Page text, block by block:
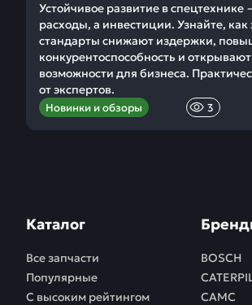
Устойчивое развитие в спецтехнике
расходы, а инвестиции. Узнайте, как
стандарты снижают издержки,
конкурентоспособность и
возможности для бизнеса.
от экспертов.
Новинки и обзоры 3
Каталог
Все запчасти
Популярные
С высоким рейтингом
BOSCH
CAMC